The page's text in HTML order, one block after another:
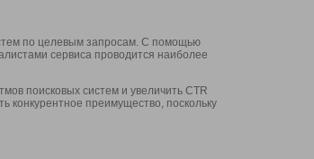
по целевым запросам. С помощью
сервиса проводится наиболее
поисковых систем и увеличить CTR
конкурентное преимущество, поскольку